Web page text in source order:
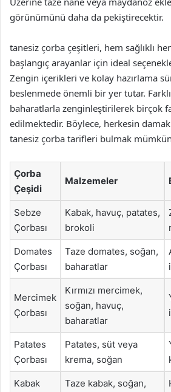
görünümünü daha da pekiştirecektir.
tanesiz çorba çeşitleri, hem sağlıklı
başlangıç arayanlar için ideal
Zengin içerikleri ve kolay hazırlama
beslenmede önemli bir yer tutar.
baharatlarla zenginleştirilerek birçok
edilmektedir. Böylece, herkesin
tanesiz çorba tarifleri bulmak
Çorba
Çeşidi
Malzemeler
Sebze
Çorbası
Kabak, havuç, patates,
brokoli
Domates
Çorbası
Taze domates, soğan,
baharatlar
Mercimek
Çorbası
Kırmızı mercimek,
soğan, havuç,
baharatlar
Patates
Çorbası
Patates, süt veya
krema, soğan
Kabak
Taze kabak, soğan,